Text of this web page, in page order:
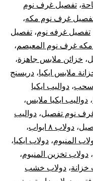
، تفصيل غرف نوم
غرف نوم مكه،
تفصيل غرفه نوم، تفصيل
غرف نوم المعيصم،
، خزائن ملابس جاهزة،
ملابس ايكيا، دريسنج
سحب، دواليب ايكيا
، دواليب ايكيا ملابس،
نوم تفصيل، دواليب
، دولاب ٨ ابواب
،
المنيوم، دولاب ايكيا،
، دولاب تخزين المنيوم،
خزانة، دولاب خشب